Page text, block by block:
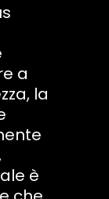
a
la
è